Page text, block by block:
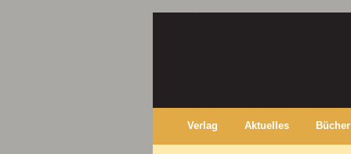
Verlag Aktuelles Bücher